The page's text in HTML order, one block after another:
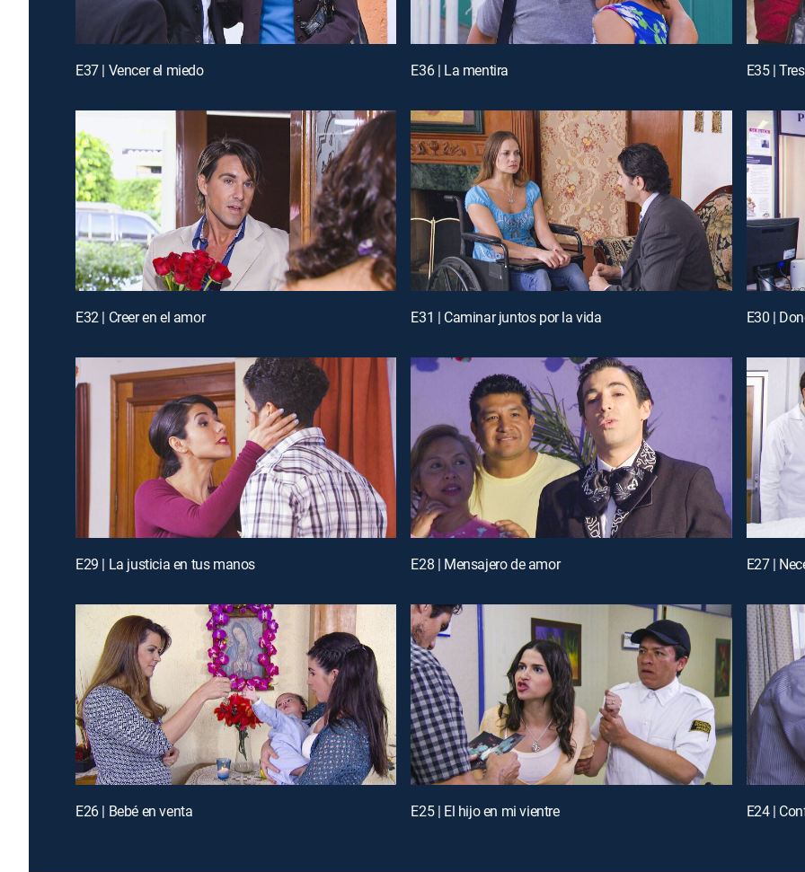
E37 | Vencer el miedo E36 | La mentira E35 |
E32 | Creer en el amor E31 | Caminar juntos por la vida E30 |
E29 | La justicia en tus manos E28 | Mensajero de amor E27 |
E26 | Bebé en venta E25 | El hijo en mi vientre E24 |